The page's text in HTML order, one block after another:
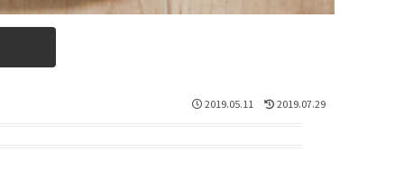
2019.05.11 2019.07.29